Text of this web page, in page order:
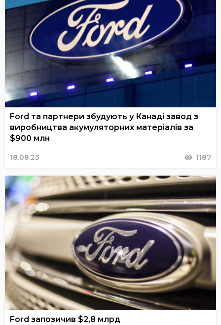
Ford та партнери збудують у Канаді завод з
виробництва акумуляторних матеріалів за
$900 млн
18.08.23 1187
Ford запозичив $2,8 млрд